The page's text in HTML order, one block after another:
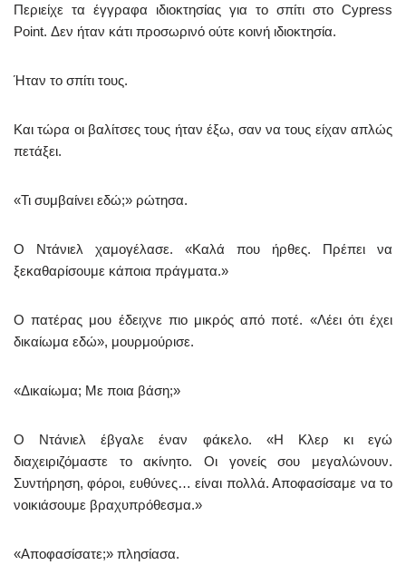
Περιείχε τα έγγραφα ιδιοκτησίας για το σπίτι στο Cypress
Point. Δεν ήταν κάτι προσωρινό ούτε κοινή ιδιοκτησία.
Ήταν το σπίτι τους.
Και τώρα οι βαλίτσες τους ήταν έξω, σαν να τους είχαν απλώς
πετάξει.
«Τι συμβαίνει εδώ;» ρώτησα.
Ο Ντάνιελ χαμογέλασε. «Καλά που ήρθες. Πρέπει να
ξεκαθαρίσουμε κάποια πράγματα.»
Ο πατέρας μου έδειχνε πιο μικρός από ποτέ. «Λέει ότι έχει
δικαίωμα εδώ», μουρμούρισε.
«Δικαίωμα; Με ποια βάση;»
Ο Ντάνιελ έβγαλε έναν φάκελο. «Η Κλερ κι εγώ
διαχειριζόμαστε το ακίνητο. Οι γονείς σου μεγαλώνουν.
Συντήρηση, φόροι, ευθύνες… είναι πολλά. Αποφασίσαμε να το
νοικιάσουμε βραχυπρόθεσμα.»
«Αποφασίσατε;» πλησίασα.